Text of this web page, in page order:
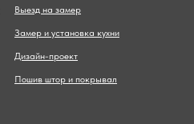
Выезд на замер
Замер и установка кухни
Дизайн-проект
Пошив штор и покрывал